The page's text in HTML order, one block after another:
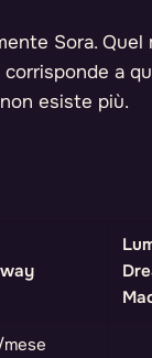
Sora. Quel
a
esiste più.